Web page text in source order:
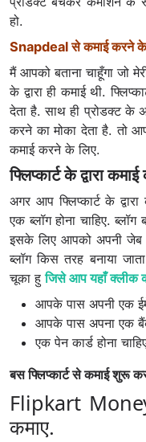
हो.
Snapdeal से कमाई करने के
मैं आपको बताना चाहूँगा जो
के द्वारा ही कमाई थी.
देता है. साथ ही प्रोडक्ट के
करने का मोका देता है. तो
कमाई करने के लिए.
फ्लिप्कार्ट के द्वारा
अगर आप फ्लिप्कार्ट के
एक ब्लॉग होना चाहिए.
इसके लिए आपको अपनी जेब
ब्लॉग किस तरह बनाया
चूका हुजिसे आप यहाँ क्लीक
आपके पास अपनी एक
आपके पास अपना एक
एक पेन कार्ड होना
बस फ्लिप्कार्ट से कमाई शुरू
Flipkart
कमाए.